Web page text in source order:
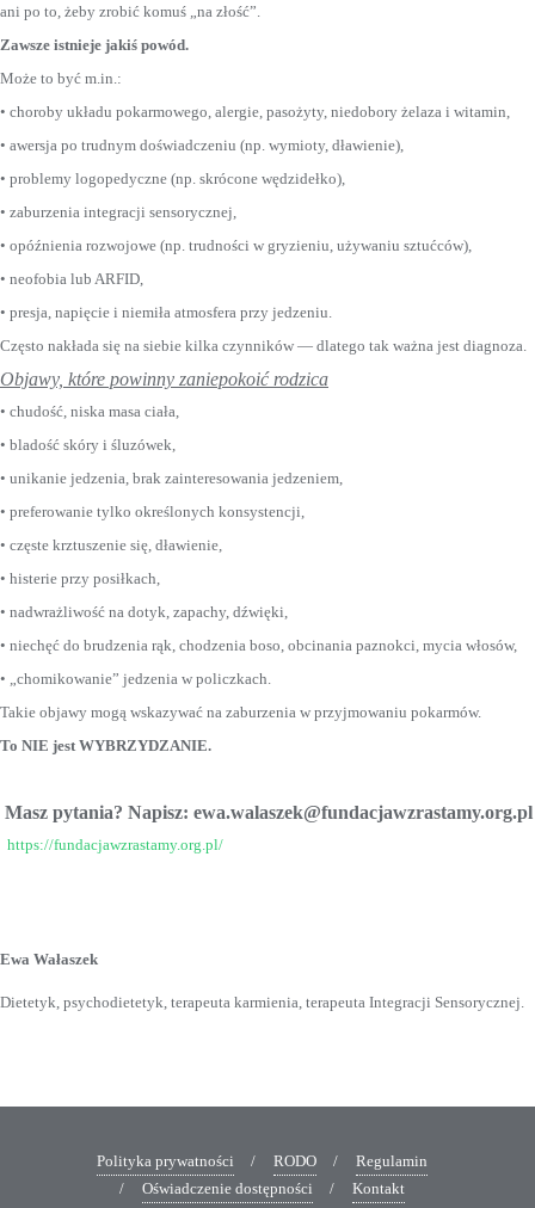
ani po to, żeby zrobić komuś „na złość”.
Zawsze istnieje jakiś powód.
Może to być m.in.:
• choroby układu pokarmowego, alergie, pasożyty, niedobory żelaza i witamin,
• awersja po trudnym doświadczeniu (np. wymioty, dławienie),
• problemy logopedyczne (np. skrócone wędzidełko),
• zaburzenia integracji sensorycznej,
• opóźnienia rozwojowe (np. trudności w gryzieniu, używaniu sztućców),
• neofobia lub ARFID,
• presja, napięcie i niemiła atmosfera przy jedzeniu.
Często nakłada się na siebie kilka czynników — dlatego tak ważna jest diagnoza.
Objawy, które powinny zaniepokoić rodzica
• chudość, niska masa ciała,
• bladość skóry i śluzówek,
• unikanie jedzenia, brak zainteresowania jedzeniem,
• preferowanie tylko określonych konsystencji,
• częste krztuszenie się, dławienie,
• histerie przy posiłkach,
• nadwrażliwość na dotyk, zapachy, dźwięki,
• niechęć do brudzenia rąk, chodzenia boso, obcinania paznokci, mycia włosów,
• „chomikowanie” jedzenia w policzkach.
Takie objawy mogą wskazywać na zaburzenia w przyjmowaniu pokarmów.
To NIE jest WYBRZYDZANIE.
Masz pytania? Napisz: ewa.walaszek@fundacjawzrastamy.org.pl
https://fundacjawzrastamy.org.pl/
Ewa Wałaszek
Dietetyk, psychodietetyk, terapeuta karmienia, terapeuta Integracji Sensorycznej.
Polityka prywatności RODO
Regulamin
Oświadczenie dostępności
Kontakt